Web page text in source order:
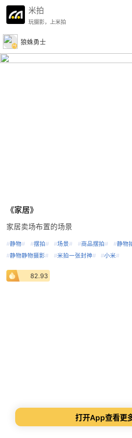
米拍
玩摄影，上米拍
狼蛛勇士
《家居》
家居卖场布置的场景
#静物# #摆拍# #场景# #商品摆拍# #静物
#静物静物摄影# #米拍一张封神# #小米#
82.93
打开App查看更